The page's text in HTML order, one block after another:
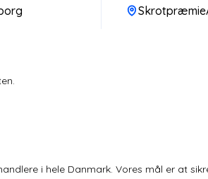
i hele Danmark. Vores mål er at